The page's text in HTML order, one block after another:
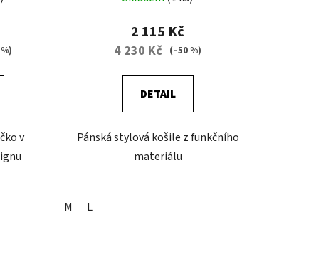
v
2 115 Kč
4 230 Kč (–50 %)
DETAIL
Pánská stylová košile z funkčního
materiálu
M L